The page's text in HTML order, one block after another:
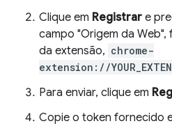
Clique em Registrar e
campo "Origem da Web",
da extensão, chrome-
extension://
Para enviar, clique em
Copie o token fornecido